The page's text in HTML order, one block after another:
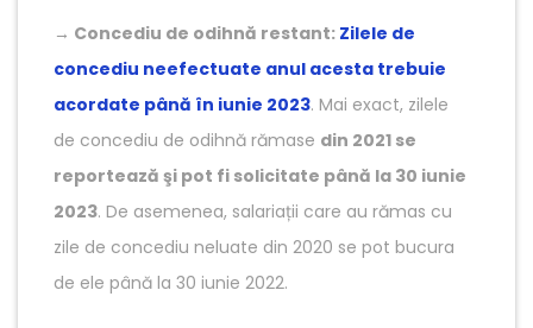
→ Concediu de odihnă restant: Zilele de
concediu neefectuate anul acesta trebuie
acordate până în iunie 2023. Mai exact, zilele
de concediu de odihnă rămase din 2021 se
reportează şi pot fi solicitate până la 30 iunie
2023. De asemenea, salariații care au rămas cu
zile de concediu neluate din 2020 se pot bucura
de ele până la 30 iunie 2022.